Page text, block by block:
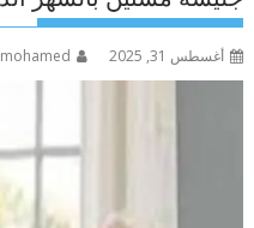
أغسطس 31, 2025